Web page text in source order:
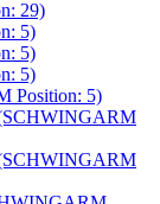
29)
5)
5)
5)
Position: 5)